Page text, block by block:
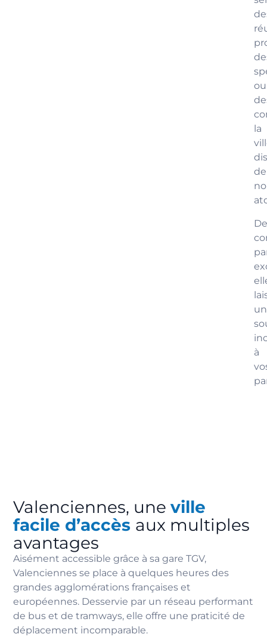
ou
la
de
un
à
Valenciennes, uneville
facile d’accès aux multiples
avantages
Aisément accessible grâce à sa gare TGV,
Valenciennes se place à quelques heures des
grandes agglomérations françaises et
européennes. Desservie par un réseau performant
de bus et de tramways, elle offre une praticité de
déplacement incomparable.